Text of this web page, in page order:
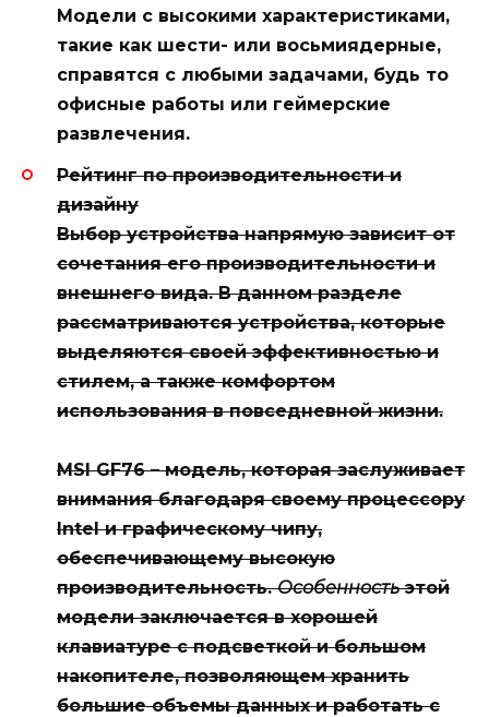
Модели с высокими характеристиками,
такие как шести- или восьмиядерные,
справятся с любыми задачами, будь то
офисные работы или геймерские
развлечения.
Рейтинг по производительности и
дизайну
Выбор устройства напрямую зависит от
сочетания его производительности и
внешнего вида. В данном разделе
рассматриваются устройства, которые
выделяются своей эффективностью и
стилем, а также комфортом
использования в повседневной жизни.
MSI GF76– модель, которая заслуживает
внимания благодаря своему процессору
Intel и графическому чипу,
обеспечивающему высокую
производительность.Особенностьэтой
модели заключается в хорошей
клавиатуре с подсветкой и большом
накопителе, позволяющем хранить
большие объемы данных и работать с